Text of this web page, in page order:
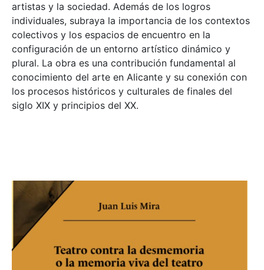
artistas y la sociedad. Además de los logros
individuales, subraya la importancia de los contextos
colectivos y los espacios de encuentro en la
configuración de un entorno artístico dinámico y
plural. La obra es una contribución fundamental al
conocimiento del arte en Alicante y su conexión con
los procesos históricos y culturales de finales del
siglo XIX y principios del XX.